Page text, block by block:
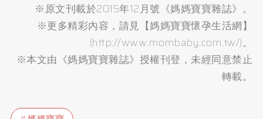
※原文刊載於2015年12月號《媽媽寶寶雜誌》。
※更多精彩內容，請見【媽媽寶寶懷孕生活網】
(http://www.mombaby.com.tw/)。
※本文由《媽媽寶寶雜誌》授權刊登，未經同意禁止
轉載。